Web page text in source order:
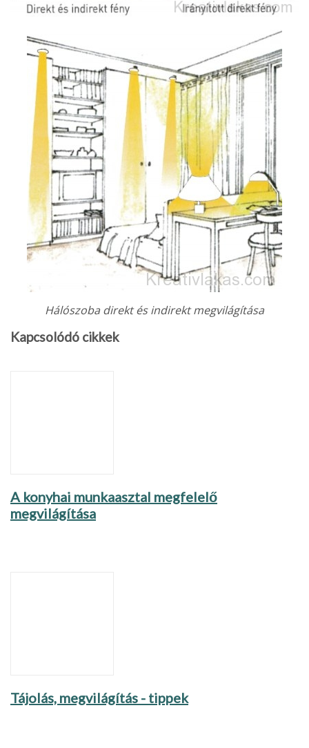
Hálószoba direkt és indirekt megvilágítása
Kapcsolódó cikkek
A konyhai munkaasztal megfelelő
megvilágítása
Tájolás, megvilágítás - tippek